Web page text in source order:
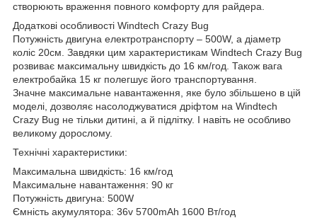
створюють враження повного комфорту для райдера.
Додаткові особливості Windtech Crazy Bug
Потужність двигуна електротранспорту – 500W, а діаметр
коліс 20см. Завдяки цим характеристикам Windtech Crazy Bug
розвиває максимальну швидкість до 16 км/год. Також вага
електробайка 15 кг полегшує його транспортування.
Значне максимальне навантаження, яке було збільшено в цій
моделі, дозволяє насолоджуватися дріфтом на Windtech
Crazy Bug не тільки дитині, а й підлітку. І навіть не особливо
великому дорослому.
Технічні характеристики:
Максимальна швидкість: 16 км/год
Максимальне навантаження: 90 кг
Потужність двигуна: 500W
Ємність акумулятора: 36v 5700mAh 1600 Вт/год